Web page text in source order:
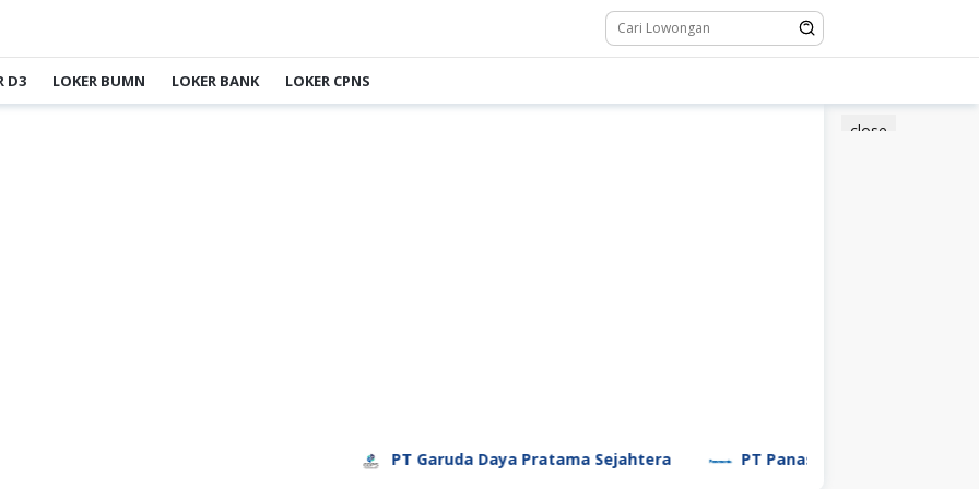
D3 LOKER BUMN LOKER BANK LOKER CPNS
close
PT Garuda Daya Pratama Sejahtera PT Panasonic Manufacturing